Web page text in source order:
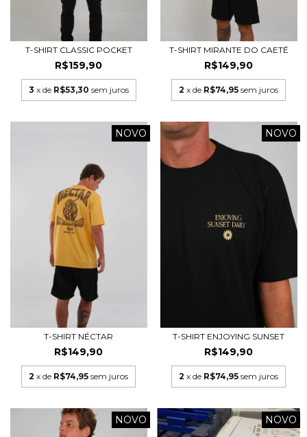
T-SHIRT CLASSIC POCKET
R$159,90
3 x de R$53,30 sem juros
T-SHIRT MIRANTE DO CAETÉ
R$149,90
2 x de R$74,95 sem juros
NOVO
T-SHIRT NÉCTAR
R$149,90
2 x de R$74,95 sem juros
NOVO
T-SHIRT ENJOYING SUNSET
R$149,90
2 x de R$74,95 sem juros
NOVO NOVO